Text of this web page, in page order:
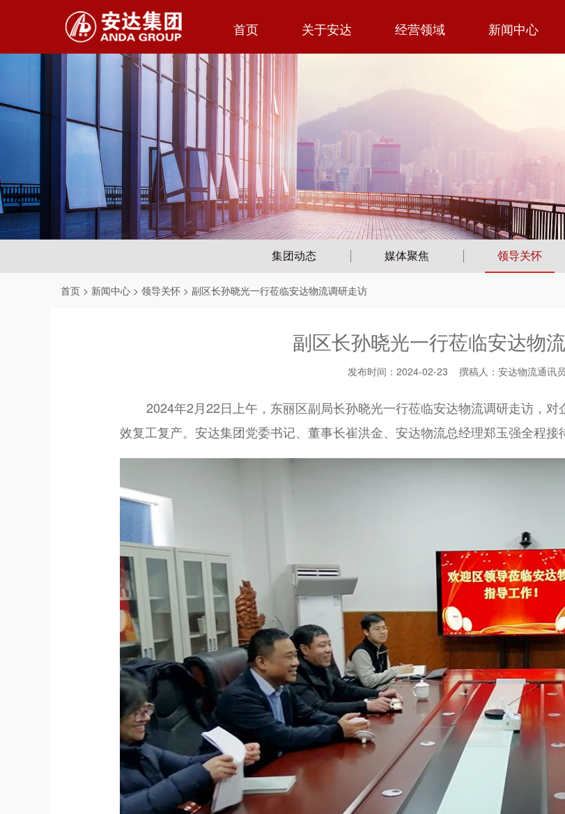
首页 关于安达 经营领域 新闻中心
集团动态 媒体聚焦 领导关怀
首页 > 新闻中心 > 领导关怀 > 副区长孙晓光一行莅临安达物流调研走访
副区长孙晓光一行莅临安达物
发布时间：2024-02-23 撰稿人：安达物流通讯
2024年2月22日上午，东丽区副局长孙晓光一行莅临安达物流调研走访，
效复工复产。安达集团党委书记、董事长崔洪金、安达物流总经理郑玉强全程接